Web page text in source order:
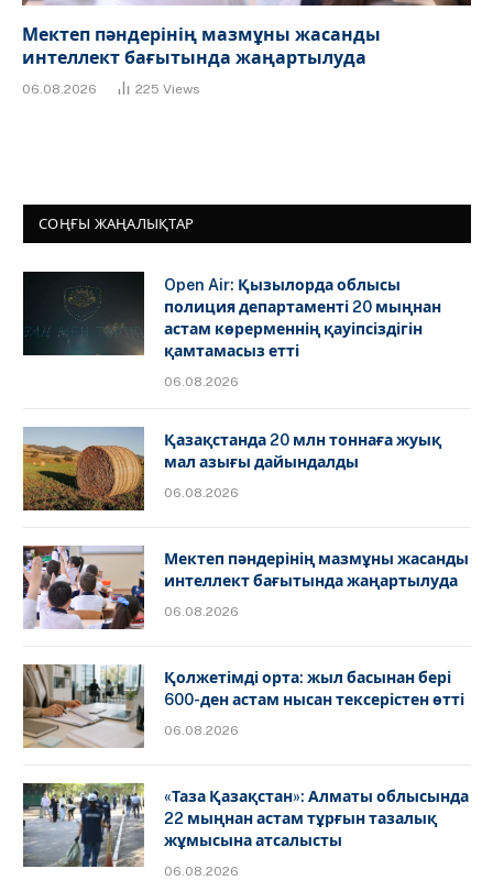
Мектеп пәндерінің мазмұны жасанды
интеллект бағытында жаңартылуда
06.08.2026 225 Views
СОҢҒЫ ЖАҢАЛЫҚТАР
Open Air: Қызылорда облысы
полиция департаменті 20 мыңнан
астам көрерменнің қауіпсіздігін
қамтамасыз етті
06.08.2026
Қазақстанда 20 млн тоннаға жуық
мал азығы дайындалды
06.08.2026
Мектеп пәндерінің мазмұны жасанды
интеллект бағытында жаңартылуда
06.08.2026
Қолжетімді орта: жыл басынан бері
600-ден астам нысан тексерістен өтті
06.08.2026
«Таза Қазақстан»: Алматы облысында
22 мыңнан астам тұрғын тазалық
жұмысына атсалысты
06.08.2026